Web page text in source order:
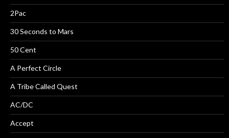
2Pac
30 Seconds to Mars
50 Cent
A Perfect Circle
A Tribe Called Quest
AC/DC
Accept